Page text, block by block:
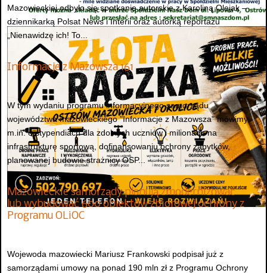
Mazowieckiej odbyło się spotkanie autorskie z Karoliną Olejak –
dziennikarką Polsat News i Interii oraz autorką reportażu
„Nienawidzę ich! To...
Informacje z Mazowsza 161
W tym wydaniu programu informacyjnego samorządu
województwa mazowieckiego "Informacje z Mazowsza" mówimy
m.in. o stypendiach dla zdolnych uczniów i milionach na
infrastrukturę sportową, dofinansowaniu ochrony zabytków,
planowanej budowie strażnicy OSP...
Mazowieckie samorządy planują zmodernizować
lub wybudować 600 obiektów zbiorowej ochrony z
Programu OLiOC
Wojewoda mazowiecki Mariusz Frankowski podpisał już z
samorządami umowy na ponad 190 mln zł z Programu Ochrony